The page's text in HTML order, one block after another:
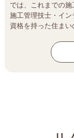
では、これまでの
施工管理技士・イ
資格を持った住まい